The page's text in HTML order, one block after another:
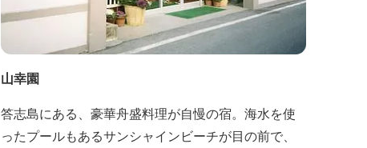
山幸園
答志島にある、豪華舟盛料理が自慢の宿。海水を使
ったプールもあるサンシャインビーチが目の前で、